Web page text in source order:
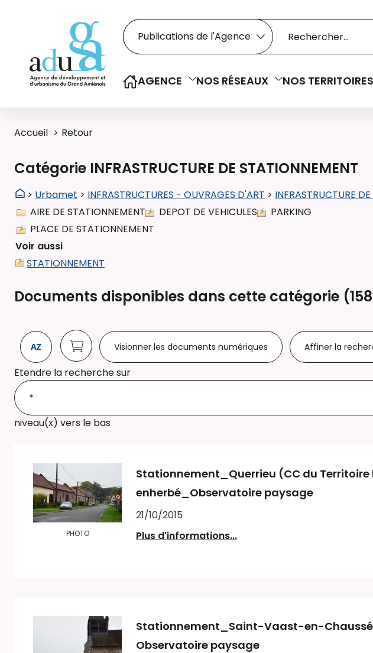
Rechercher dans le catalogue
Recherche
Sélectionner le type de la recherche
AGENCE NOS RÉSEAUX NOS TERRITOIRES
Accueil Retour
Catégorie INFRASTRUCTURE DE STATIONNEMENT
> Urbamet > INFRASTRUCTURES - OUVRAGES D'ART > INFRASTRUCTURE
AIRE DE STATIONNEMENT
DEPOT DE VEHICULES
PARKING
PLACE DE STATIONNEMENT
Voir aussi
STATIONNEMENT
Documents disponibles dans cette catégorie (158
Visionner les documents numériques Affiner la
Etendre la recherche sur
niveau(x) vers le bas
PHOTO
Stationnement_Querrieu (CC du
enherbé_Observatoire paysage
21/10/2015
Plus d'informations...
Stationnement_Saint-Vaast-en-
Observatoire paysage